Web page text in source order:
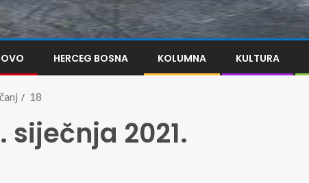
HERCEG BOSNA KOLUMNA KULTURA
18
siječnja 2021.